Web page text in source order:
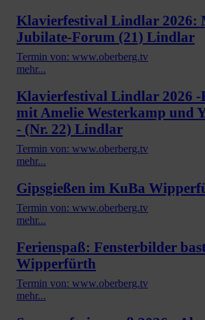
Klavierfestival Lindlar 2026:
Jubilate-Forum (21) Lindlar
Termin von: www.oberberg.tv
mehr...
Klavierfestival Lindlar 2026 -
mit Amelie Westerkamp und
- (Nr. 22) Lindlar
Termin von: www.oberberg.tv
mehr...
Gipsgießen im KuBa
Termin von: www.oberberg.tv
mehr...
Ferienspaß: Fensterbilder
Wipperfürth
Termin von: www.oberberg.tv
mehr...